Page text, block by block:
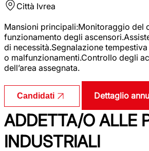
Città Ivrea
Mansioni principali:Monitoraggio del
funzionamento degli
di necessità.Segnalazione
o malfunzionamenti.Controllo degli
dell’area assegnata.
Candidati Dettaglio
ADDETTA/O ALLE
INDUSTRIALI